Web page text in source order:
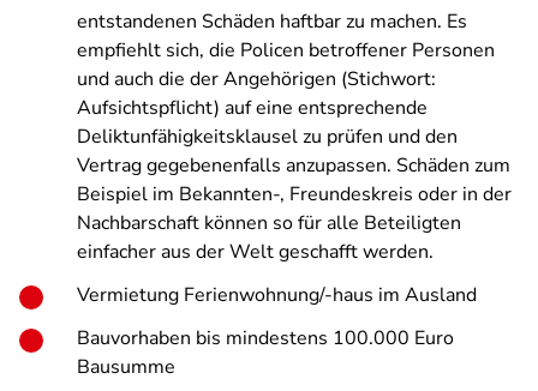
entstandenen Schäden haftbar zu machen. Es
empfiehlt sich, die Policen betroffener Personen
und auch die der Angehörigen (Stichwort:
Aufsichtspflicht) auf eine entsprechende
Deliktunfähigkeitsklausel zu prüfen und den
Vertrag gegebenenfalls anzupassen. Schäden zum
Beispiel im Bekannten-, Freundeskreis oder in der
Nachbarschaft können so für alle Beteiligten
einfacher aus der Welt geschafft werden.
Vermietung Ferienwohnung/-haus im Ausland
Bauvorhaben bis mindestens 100.000 Euro
Bausumme